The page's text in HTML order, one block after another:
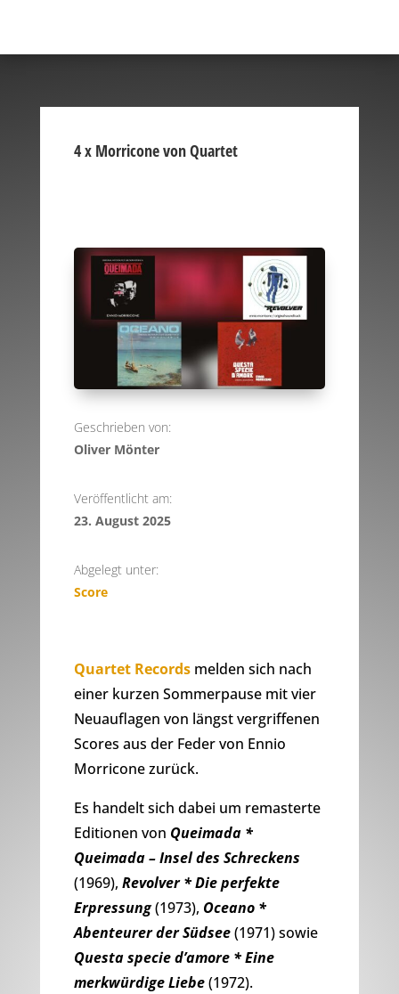
4 x Morricone von Quartet
Geschrieben von:
Oliver Mönter
Veröffentlicht am:
23. August 2025
Abgelegt unter:
Score
Quartet Recordsmelden sich nach
einer kurzen Sommerpause mit vier
Neuauflagen von längst vergriffenen
Scores aus der Feder von Ennio
Morricone zurück.
Es handelt sich dabei um remasterte
Editionen von Queimada *
Queimada – Insel des Schreckens
(1969), Revolver * Die perfekte
Erpressung(1973), Oceano *
Abenteurer der Südsee(1971) sowie
Questa specie d’amore * Eine
merkwürdige Liebe(1972).